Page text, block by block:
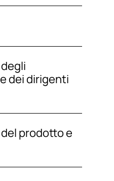
dei dirigenti
prodotto e